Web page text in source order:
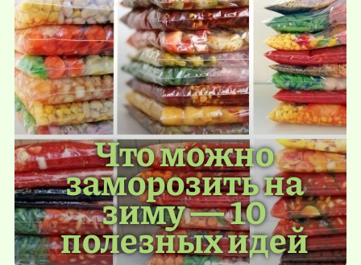
Что можно
заморозить на
зиму — 10
полезных идей